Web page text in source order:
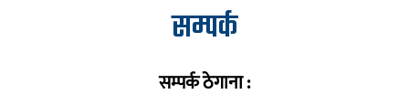
सम्पर्क
सम्पर्क ठेगाना :